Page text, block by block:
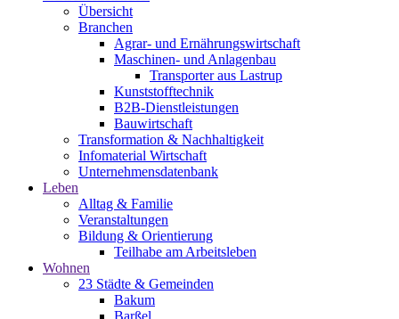
Übersicht
Branchen
Agrar- und Ernährungswirtschaft
Maschinen- und Anlagenbau
Transporter aus Lastrup
Kunststofftechnik
B2B-Dienstleistungen
Bauwirtschaft
Transformation & Nachhaltigkeit
Infomaterial Wirtschaft
Unternehmensdatenbank
Leben
Alltag & Familie
Veranstaltungen
Bildung & Orientierung
Teilhabe am Arbeitsleben
Wohnen
23 Städte & Gemeinden
Bakum
Barßel